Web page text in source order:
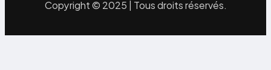
Copyright © 2025 | Tous droits réservés.